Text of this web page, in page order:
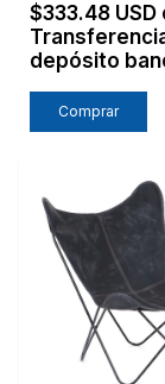
$333.48 USD
depósito
Comprar